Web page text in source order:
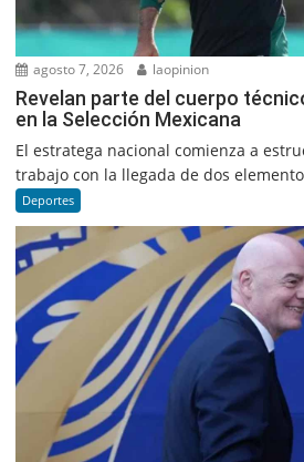
agosto 7, 2026 laopinion
Revelan parte del cuerpo
en la Selección Mexicana
El estratega nacional comienza a
trabajo con la llegada de dos
Deportes